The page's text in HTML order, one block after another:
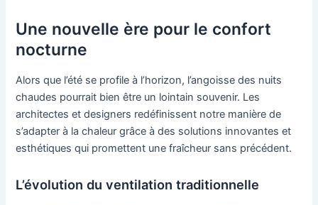
Une nouvelle ère pour le confort
nocturne
Alors que l’été se profile à l’horizon, l’angoisse des nuits
chaudes pourrait bien être un lointain souvenir. Les
architectes et designers redéfinissent notre manière de
s’adapter à la chaleur grâce à des solutions innovantes et
esthétiques qui promettent une fraîcheur sans précédent.
L’évolution du ventilation traditionnelle